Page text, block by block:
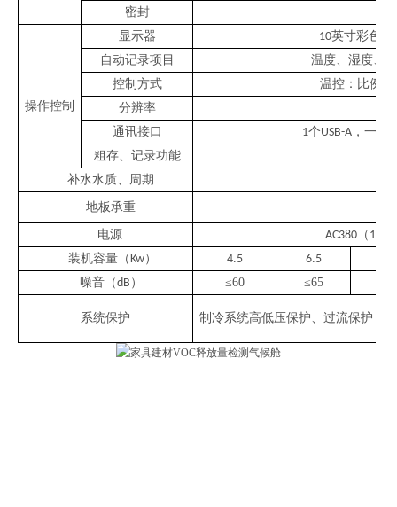
密封
操作控制
显示器 10英寸彩色触
自动记录项目
温度、湿度、
控制方式
温控：比例
分辨率
通讯接口
1个USB-A ，一个
粗存、记录功能
补水水质、周期
地板承重
电源 AC380（ 1
装机容量（ Kw） 4.5
6.5
噪音（dB ） ≤60 ≤65
系统保护 制冷系统高低压保护、过流保护；